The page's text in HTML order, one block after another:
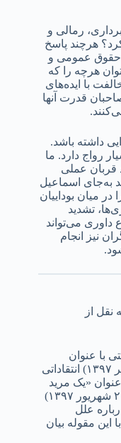
رمالی و
هرچند پاسخ
حقوق عمومی و
هرچه را که
با ایده‌های
قدرت آنها
داشته باشد.
رواج دارد. ما
قربان عملی
به‌جای اسماعیل
میان بوداییان
تشدید
می‌تواند
نیز انجام
از
با عنوان
«خرافه یا بیماری؟» (روزنامه اعتماد،‌ ۲۲ مهر ۱۳۹۷) انتقاداتی
«یک مرید
ناآگاه به از هفت پارچه آبادیست!» (امتداد، ۲۰ شهریور ۱۳۹۷)
علل
این مقوله بیان